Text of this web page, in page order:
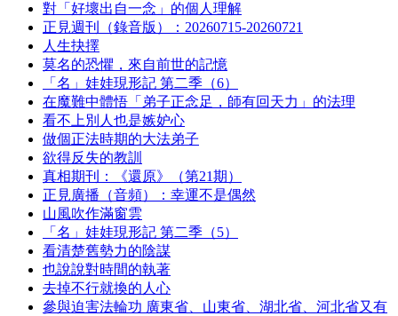
對「好壞出自一念」的個人理解
正見週刊（錄音版）：20260715-20260721
人生抉擇
莫名的恐懼，來自前世的記憶
「名」娃娃現形記 第二季（6）
在魔難中體悟「弟子正念足，師有回天力」的法理
看不上別人也是嫉妒心
做個正法時期的大法弟子
欲得反失的教訓
真相期刊：《還原》（第21期）
正見廣播（音頻）：幸運不是偶然
山風吹作滿窗雲
「名」娃娃現形記 第二季（5）
看清楚舊勢力的陰謀
也說說對時間的執著
去掉不行就換的人心
參與迫害法輪功 廣東省、山東省、湖北省、河北省又有